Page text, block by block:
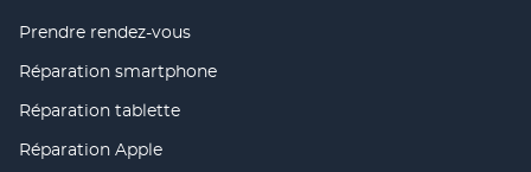
Prendre rendez-vous
(ouvre
dans
nouvelle
Réparation smartphone
(ouvre
dans
nouvelle
Réparation tablette
(ouvre
dans
Réparation Apple
(ouvre